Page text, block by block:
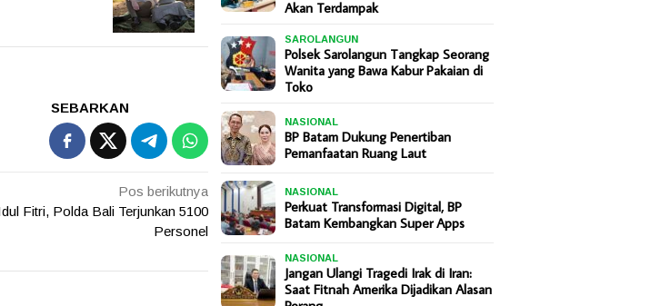
SEBARKAN
Pos berikutnya
Fitri, Polda Bali Terjunkan 5100
Personel
Akan Terdampak
SAROLANGUN
Polsek Sarolangun Tangkap Seorang
Wanita yang Bawa Kabur Pakaian di
Toko
NASIONAL
BP Batam Dukung Penertiban
Pemanfaatan Ruang Laut
NASIONAL
Perkuat Transformasi Digital, BP
Batam Kembangkan Super Apps
NASIONAL
Jangan Ulangi Tragedi Irak di Iran:
Saat Fitnah Amerika Dijadikan Alasan